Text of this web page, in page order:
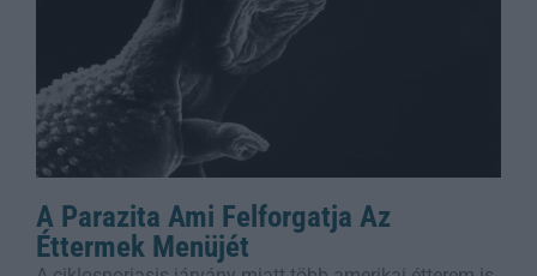
A Parazita Ami Felforgatja Az
Éttermek Menüjét